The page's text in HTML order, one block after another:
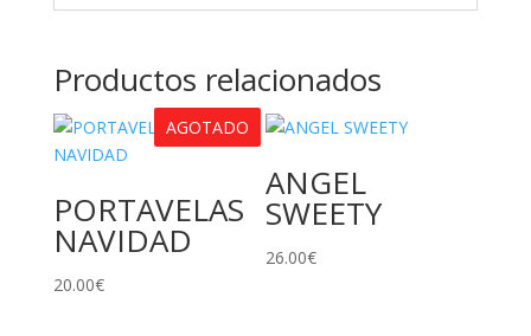
Productos relacionados
AGOTADO
PORTAVELAS
NAVIDAD
20.00€
ANGEL
SWEETY
26.00€